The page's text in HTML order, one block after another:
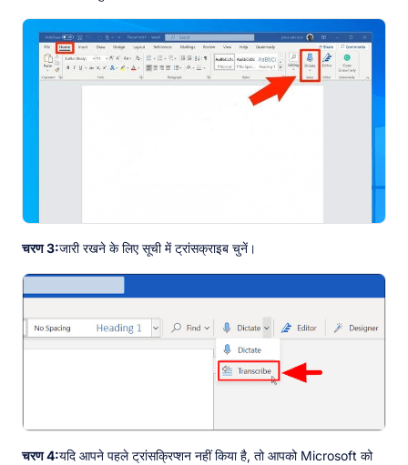
चरण 3:जारी रखने के लिए सूची में ट्रांसक्राइब चुनें।
चरण 4:यदि आपने पहले ट्रांसक्रिप्शन नहीं किया है, तो आपको Microsoft को